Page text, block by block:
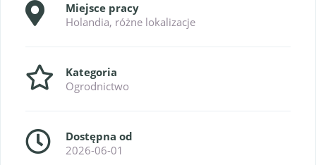
Miejsce pracy
Holandia, różne lokalizacje
Kategoria
Ogrodnictwo
Dostępna od
2026-06-01